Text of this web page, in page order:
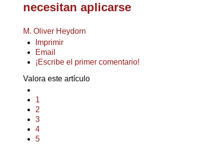
necesitan aplicarse
M. Oliver Heydorn
Imprimir
Email
¡Escribe el primer comentario!
Valora este artículo
1
2
3
4
5